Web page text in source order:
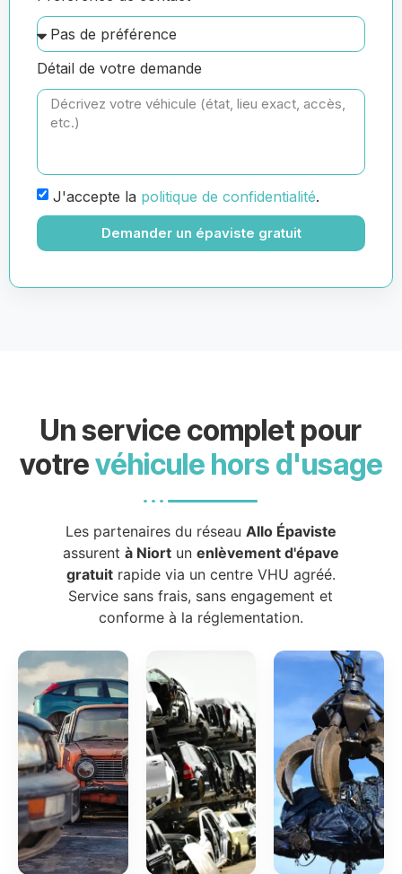
Détail de votre demande
J'accepte la politique de confidentialité.
Demander un épaviste gratuit
Un service complet pour
votrevéhicule hors d'usage
Les partenaires du réseau Allo Épaviste
assurent à Niortun enlèvement d'épave
gratuitrapide via un centre VHU agréé.
Service sans frais, sans engagement et
conforme à la réglementation.